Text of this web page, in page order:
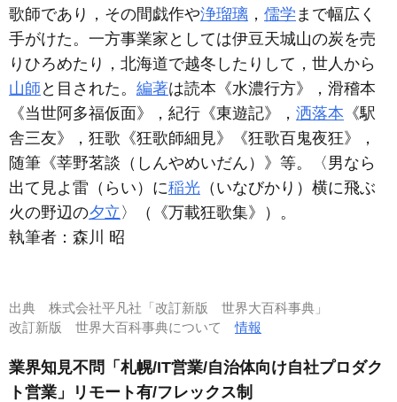
歌師であり，その間戯作や浄瑠璃 ， 儒学 まで幅広く
手がけた。一方事業家としては伊豆天城山の炭を売
りひろめたり，北海道で越冬したりして，世人から
山師 と目された。 編著は読本《水濃行方》，滑稽本
《当世阿多福仮面》，紀行《東遊記》， 洒落本 《駅
舎三友》，狂歌《狂歌師細見》《狂歌百鬼夜狂》，
随筆《莘野茗談（しんやめいだん）》等。〈男なら
出て見よ雷（らい）に稲光 （いなびかり）横に飛ぶ
火の野辺の夕立 〉（《万載狂歌集》）。
執筆者： 森川 昭
出典 株式会社平凡社「改訂新版 世界大百科事典」
改訂新版 世界大百科事典について情報
業界知見不問「札幌/IT営業/自治体向け自社プロダク
ト営業」リモート有/フレックス制